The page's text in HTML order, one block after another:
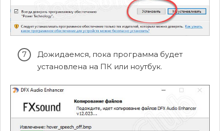
Дожидаемся, пока программа будет
установлена на ПК или ноутбук.